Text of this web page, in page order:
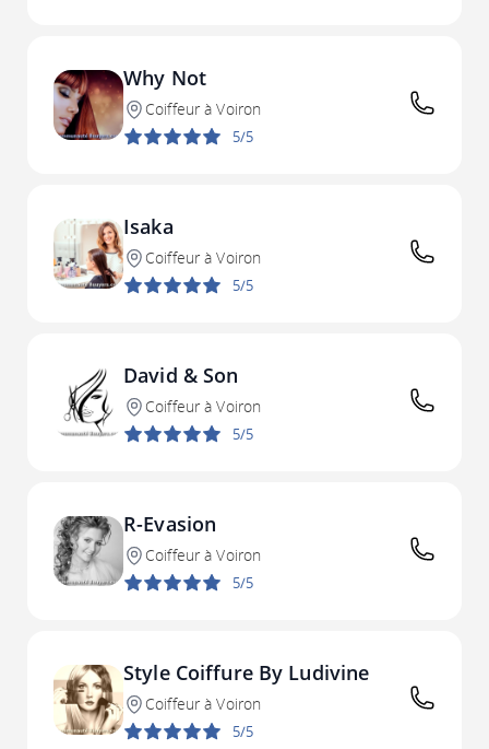
Why Not
Coiffeur à Voiron
5/5
Isaka
Coiffeur à Voiron
5/5
David & Son
Coiffeur à Voiron
5/5
R-Evasion
Coiffeur à Voiron
5/5
Style Coiffure By Ludivine
Coiffeur à Voiron
5/5